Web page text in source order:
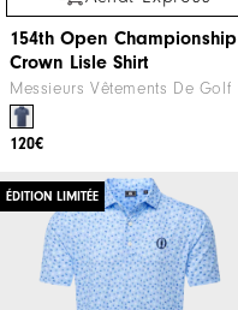
154th Open Championship
Crown Lisle Shirt
Messieurs Vêtements De Golf
120€
ÉDITION LIMITÉE